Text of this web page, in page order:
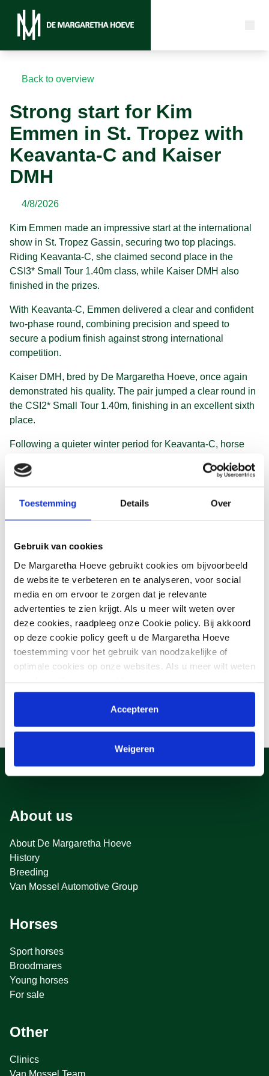
Toestemming Details Over
Gebruik van cookies
De Margaretha Hoeve gebruikt cookies om bijvoorbeeld
de website te verbeteren en te analyseren, voor social
media en om ervoor te zorgen dat je relevante
advertenties te zien krijgt. Als u meer wilt weten over
deze cookies, raadpleeg onze Cookie policy. Bij akkoord
op deze cookie policy geeft u de Margaretha Hoeve
toestemming voor het gebruik van noodzakelijke of
optimale cookies op onze websites. Als u meer wilt weten
raadpleeg onzePrivacyverklaring. U kunt de cookie
instellingen te allen tijde aanpassen via de link onderaan
de website.
Accepteren
Weigeren
Back to overview
Strong start for Kim
Emmen in St. Tropez with
Keavanta-C and Kaiser
DMH
4/8/2026
Kim Emmen made an impressive start at the international
show in St. Tropez Gassin, securing two top placings.
Riding Keavanta-C, she claimed second place in the
CSI3* Small Tour 1.40m class, while Kaiser DMH also
finished in the prizes.
With Keavanta-C, Emmen delivered a clear and confident
two-phase round, combining precision and speed to
secure a podium finish against strong international
competition.
Kaiser DMH, bred by De Margaretha Hoeve, once again
demonstrated his quality. The pair jumped a clear round in
the CSI2* Small Tour 1.40m, finishing in an excellent sixth
place.
Following a quieter winter period for Keavanta-C, horse
season. The results in St. Tropez highlight the consistent
the strength of De Margaretha Hoeve breeding.
About us
About De Margaretha Hoeve
History
Breeding
Van Mossel Automotive Group
Horses
Sport horses
Broodmares
Young horses
For sale
Other
Clinics